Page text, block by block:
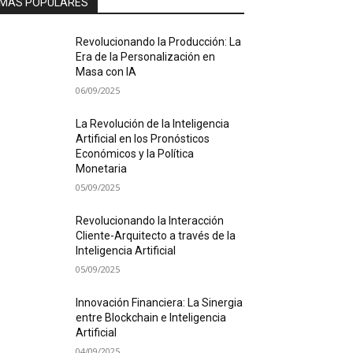
Revolucionando la Producción: La
Era de la Personalización en
Masa con IA
06/09/2025
La Revolución de la Inteligencia
Artificial en los Pronósticos
Económicos y la Política
Monetaria
05/09/2025
Revolucionando la Interacción
Cliente-Arquitecto a través de la
Inteligencia Artificial
05/09/2025
Innovación Financiera: La Sinergia
entre Blockchain e Inteligencia
Artificial